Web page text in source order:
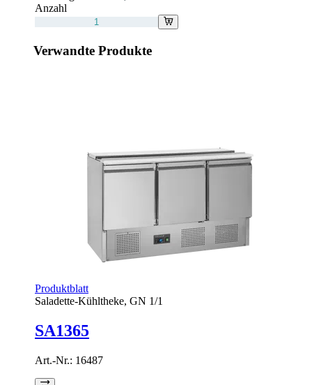
Anzahl
Verwandte Produkte
Produktblatt
Saladette-Kühltheke, GN 1/1
SA1365
Art.-Nr.: 16487